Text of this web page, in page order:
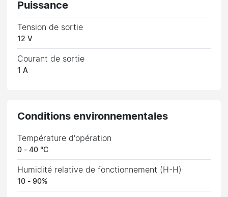
Puissance
Tension de sortie
12 V
Courant de sortie
1 A
Conditions environnementales
Température d'opération
0 - 40 °C
Humidité relative de fonctionnement (H-H)
10 - 90%